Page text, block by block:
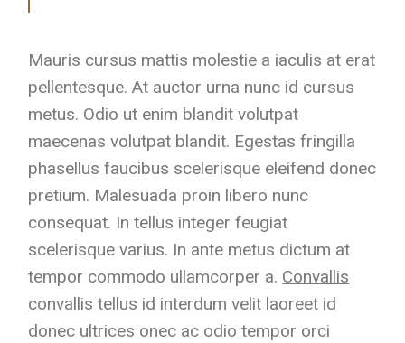
Mauris cursus mattis molestie a iaculis at erat
pellentesque. At auctor urna nunc id cursus
metus. Odio ut enim blandit volutpat
maecenas volutpat blandit. Egestas fringilla
phasellus faucibus scelerisque eleifend donec
pretium. Malesuada proin libero nunc
consequat. In tellus integer feugiat
scelerisque varius. In ante metus dictum at
tempor commodo ullamcorper a. Convallis
convallis tellus id interdum velit laoreet id
donec ultrices onec ac odio tempor orci